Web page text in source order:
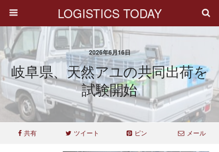
LOGISTICS TODAY
2026年6月16日
岐阜県、天然アユの共同出荷を
試験開始
共有 ツイート ピン メール